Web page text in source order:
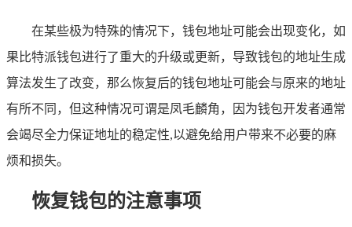
在某些极为特殊的情况下，钱包地址可能会出现变化，如
果比特派钱包进行了重大的升级或更新，导致钱包的地址生成
算法发生了改变，那么恢复后的钱包地址可能会与原来的地址
有所不同，但这种情况可谓是凤毛麟角，因为钱包开发者通常
会竭尽全力保证地址的稳定性,以避免给用户带来不必要的麻
烦和损失。
恢复钱包的注意事项